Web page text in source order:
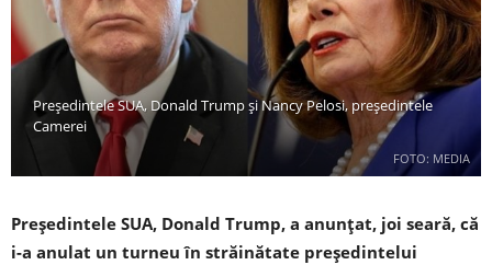
FOTO: MEDIA
Preşedintele SUA, Donald Trump și Nancy Pelosi, preşedintele
Camerei
Preşedintele SUA, Donald Trump, a anunţat, joi seară, că
i-a anulat un turneu în străinătate preşedintelui